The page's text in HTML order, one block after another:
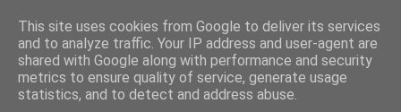
This site uses cookies from Google to deliver its services
and to analyze traffic. Your IP address and user-agent are
shared with Google along with performance and security
metrics to ensure quality of service, generate usage
statistics, and to detect and address abuse.